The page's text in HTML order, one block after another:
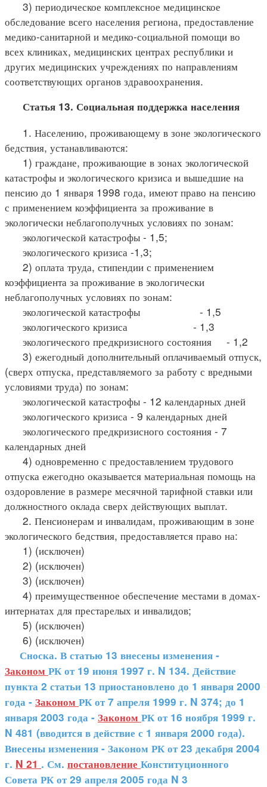
3) периодическое комплексное медицинское
обследование всего населения региона, предоставление
медико-санитарной и медико-социальной помощи во
всех клиниках, медицинских центрах республики и
других медицинских учреждениях по направлениям
соответствующих органов здравоохранения.
Статья 13. Социальная поддержка населения
1. Населению, проживающему в зоне экологического
бедствия, устанавливаются:
1) граждане, проживающие в зонах экологической
катастрофы и экологического кризиса и вышедшие на
пенсию до 1 января 1998 года, имеют право на пенсию
с применением коэффициента за проживание в
экологически неблагополучных условиях по зонам:
экологической катастрофы - 1,5;
экологического кризиса -1,3;
2) оплата труда, стипендии с применением
коэффициента за проживание в экологически
неблагополучных условиях по зонам:
экологической катастрофы - 1,5
экологического кризиса - 1,3
экологического предкризисного состояния - 1,2
3) ежегодный дополнительный оплачиваемый отпуск,
(сверх отпуска, представляемого за работу с вредными
условиями труда) по зонам:
экологической катастрофы - 12 календарных дней
экологического кризиса - 9 календарных дней
экологического предкризисного состояния - 7
календарных дней
4) одновременно с предоставлением трудового
отпуска ежегодно оказывается материальная помощь на
оздоровление в размере месячной тарифной ставки или
должностного оклада сверх действующих выплат.
2. Пенсионерам и инвалидам, проживающим в зоне
экологического бедствия, предоставляется право на:
1) (исключен)
2) (исключен)
3) (исключен)
4) преимущественное обеспечение местами в домах-
интернатах для престарелых и инвалидов;
5) (исключен)
6) (исключен)
Сноска. В статью 13 внесены изменения -
Законом РК от 19 июня 1997 г. N 134. Действие
пункта 2 статьи 13 приостановлено до 1 января 2000
года - Законом РК от 7 апреля 1999 г. N 374; до 1
января 2003 года - Законом РК от 16 ноября 1999 г.
N 481 (вводится в действие с 1 января 2000 года).
Внесены изменения - Законом РК от 23 декабря 2004
г. N 21 . См. постановление Конституционного
Совета РК от 29 апреля 2005 года N 3